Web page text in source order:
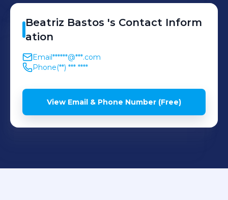
Beatriz Bastos 's Contact Inform
ation
Email******@***.com
Phone(**) *** ****
View Email & Phone Number (Free)